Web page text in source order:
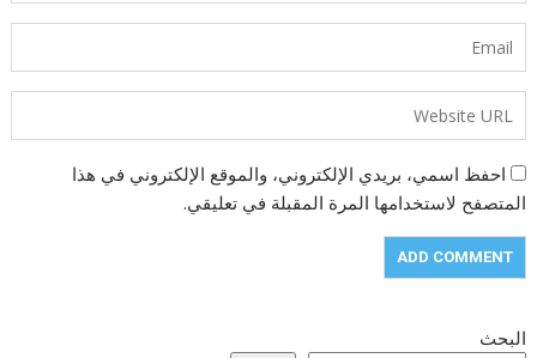
احفظ اسمي، بريدي الإلكتروني، والموقع الإلكتروني في هذا
المتصفح لاستخدامها المرة المقبلة في تعليقي.
البحث